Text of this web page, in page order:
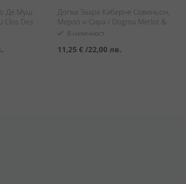
Де Муш
Clos Des
Догма Заара Каберне Совиньон,
Мерло и Сира / Dogma Merlot &
Syrah & Cabernet Sauvignon
В наличност
11,25 € /22,00 лв.